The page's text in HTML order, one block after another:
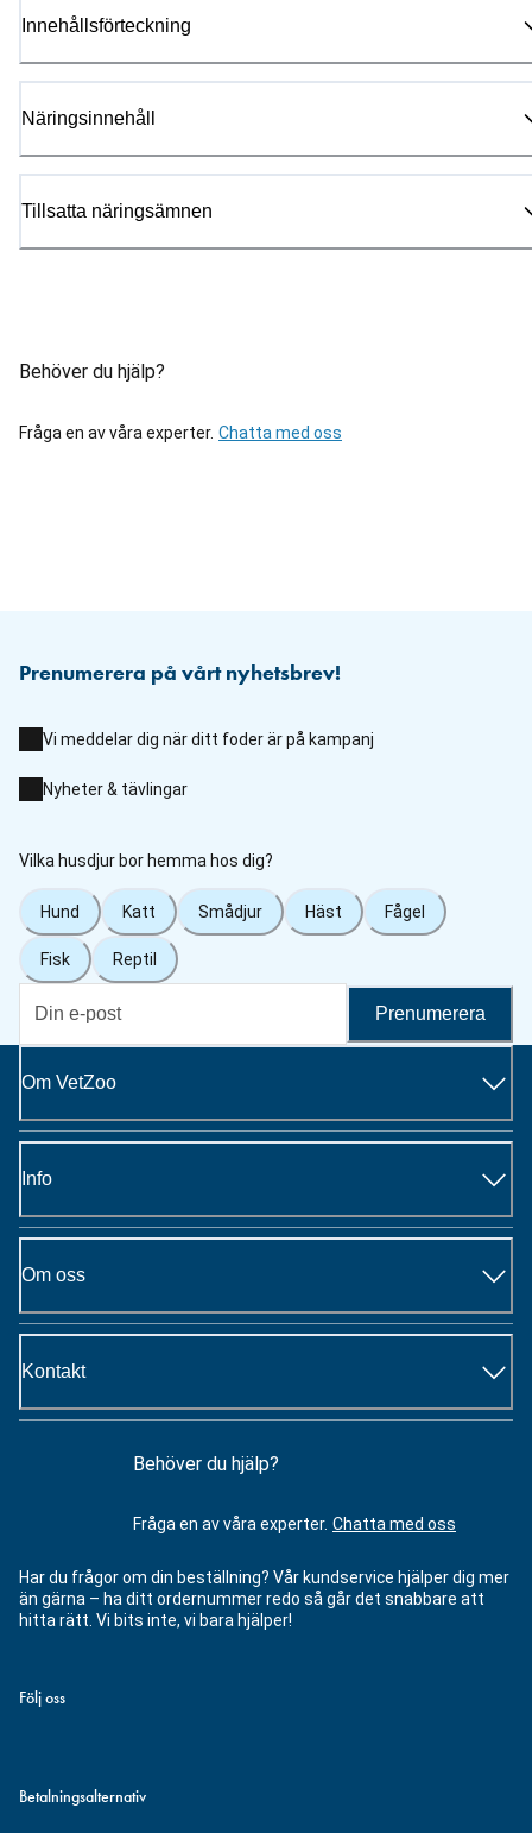
Innehållsförteckning
Näringsinnehåll
Tillsatta näringsämnen
Behöver du hjälp?
Fråga en av våra experter. Chatta med oss
Prenumerera på vårt nyhetsbrev!
Vi meddelar dig när ditt foder är på kampanj
Nyheter & tävlingar
Vilka husdjur bor hemma hos dig?
Hund Katt Smådjur Häst Fågel
Fisk Reptil
Prenumerera
Om VetZoo
Info
Om oss
Kontakt
Behöver du hjälp?
Fråga en av våra experter. Chatta med oss
Har du frågor om din beställning? Vår kundservice hjälper dig mer
än gärna – ha ditt ordernummer redo så går det snabbare att
hitta rätt. Vi bits inte, vi bara hjälper!
Följ oss
Betalningsalternativ